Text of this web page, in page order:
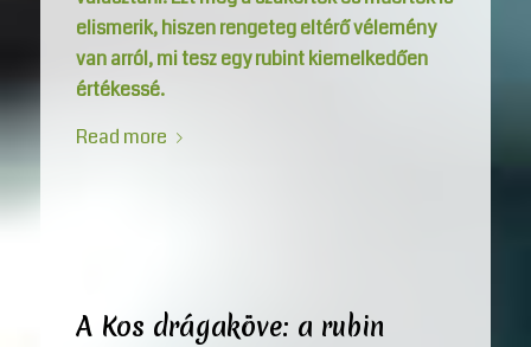
elismerik, hiszen rengeteg eltérő vélemény
van arról, mi tesz egy rubint kiemelkedően
értékessé.
Read more
A Kos drágaköve: a rubin